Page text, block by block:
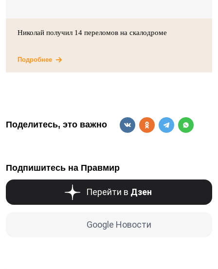
Николай получил 14 переломов на скалодроме
Подробнее
Поделитесь, это важно
Подпишитесь на Правмир
Перейти в Дзен
Google Новости